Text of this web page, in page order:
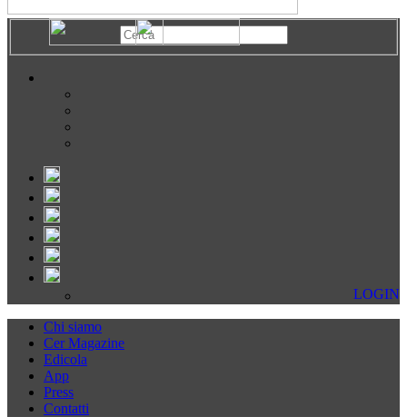
LOGIN
Chi siamo
Cer Magazine
Edicola
App
Press
Contatti